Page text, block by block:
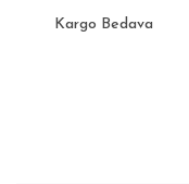
Kargo Bedava